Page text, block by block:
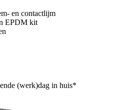
en contactlijm
EPDM kit
(werk)dag in huis*